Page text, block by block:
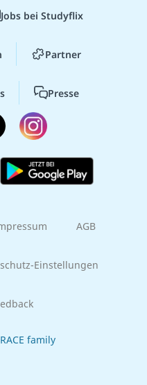
Jobs bei Studyflix
Partner
Presse
AGB
Einstellungen
family